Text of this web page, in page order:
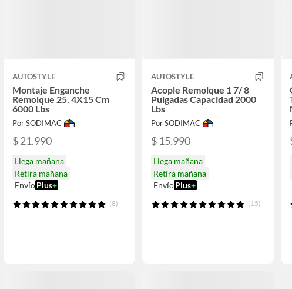
AUTOSTYLE
Montaje Enganche
Remolque 25. 4X15 Cm
6000 Lbs
Por SODIMAC
$ 21.990
Llega mañana
Retira mañana
Envío Plus+
(8)
AUTOSTYLE
Acople Remolque 1 7/ 8
Pulgadas Capacidad 2000
Lbs
Por SODIMAC
$ 15.990
Llega mañana
Retira mañana
EnvíoPlus+
(15)